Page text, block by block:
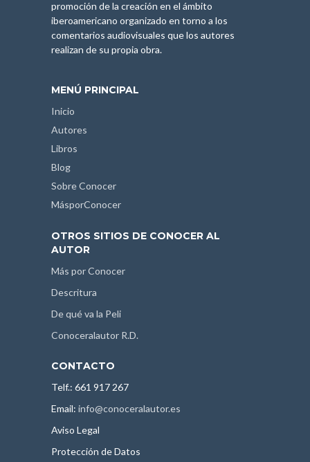
promoción de la creación en el ámbito
iberoamericano organizado en torno a los
comentarios audiovisuales que los autores
realizan de su propia obra.
MENÚ PRINCIPAL
Inicio
Autores
Libros
Blog
Sobre Conocer
MásporConocer
OTROS SITIOS DE CONOCER AL
AUTOR
Más por Conocer
Descritura
De qué va la Peli
Conoceralautor R.D.
CONTACTO
Telf.: 661 917 267
Email: info@conoceralautor.es
Aviso Legal
Protección de Datos